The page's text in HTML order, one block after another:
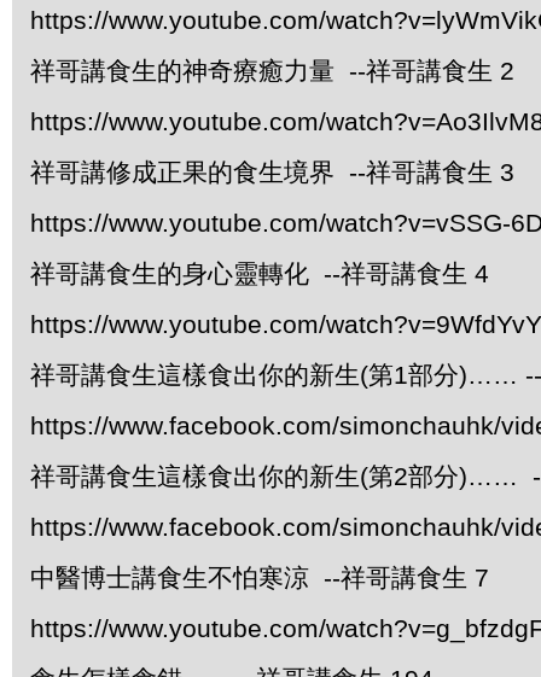
https://www.youtube.com/
祥哥講食生的神奇療癒力量 --祥哥講食生 2
https://www.youtube.com/
祥哥講修成正果的食生境界 --祥哥講食生 3
https://www.youtube.com/watch?v=vSSG-
祥哥講食生的身心靈轉化 --祥哥講食生 4
https://www.youtube.com/
祥哥講食生這樣食出你的新生(第1部分)……
https://www.facebook.com/simonchauhk/
祥哥講食生這樣食出你的新生(第2部分)……
https://www.facebook.com/simonchauhk/
中醫博士講食生不怕寒涼 --祥哥講食生 7
https://www.youtube.com/